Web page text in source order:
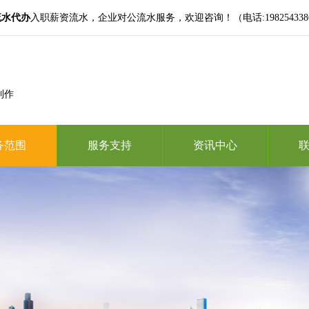
代办入职薪资流水，企业对公流水服务，欢迎咨询！（电话
作
范围 服务支持 资讯中心